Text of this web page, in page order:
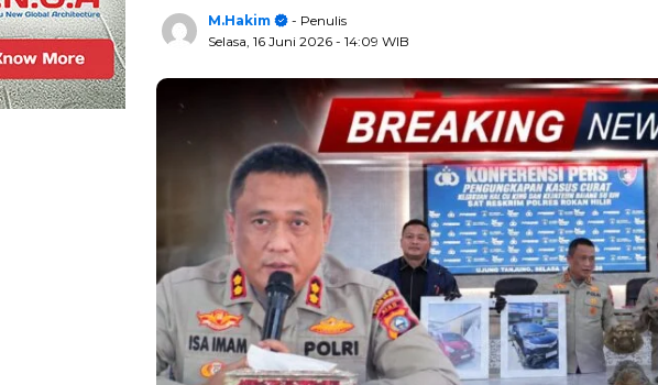
M.Hakim
- Penulis
Selasa, 16 Juni 2026 - 14:09 WIB